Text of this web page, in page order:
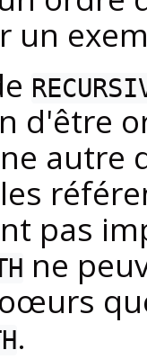
un
d'être
autre
pas
ne
.